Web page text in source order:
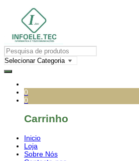
0
0
Carrinho
Inicio
Loja
Sobre Nós